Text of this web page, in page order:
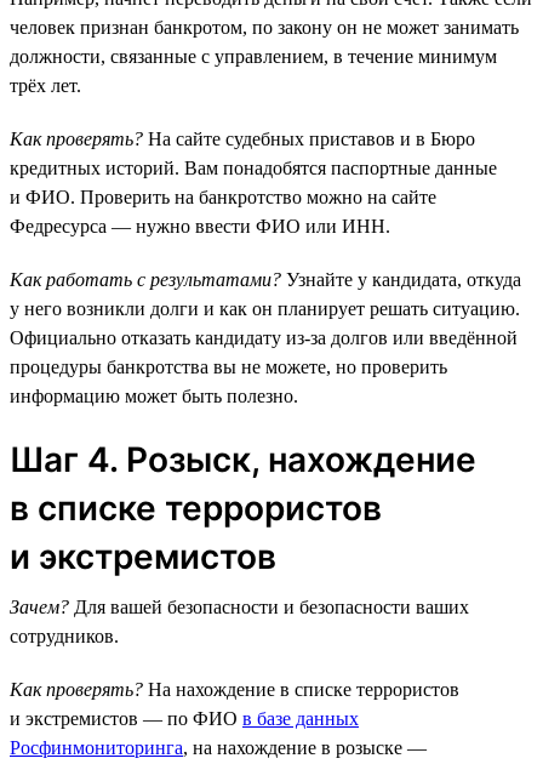
человек признан банкротом, по закону он не может занимать
должности, связанные с управлением, в течение минимум
трёх лет.
Как проверять? На сайте судебных приставов и в Бюро
кредитных историй. Вам понадобятся паспортные данные
и ФИО. Проверить на банкротство можно на сайте
Федресурса — нужно ввести ФИО или ИНН.
Как работать с результатами? Узнайте у кандидата, откуда
у него возникли долги и как он планирует решать ситуацию.
Официально отказать кандидату из-за долгов или введённой
процедуры банкротства вы не можете, но проверить
информацию может быть полезно.
Шаг 4. Розыск, нахождение
в списке террористов
и экстремистов
Зачем? Для вашей безопасности и безопасности ваших
сотрудников.
Как проверять? На нахождение в списке террористов
и экстремистов — по ФИО в базе данных
Росфинмониторинга, на нахождение в розыске —